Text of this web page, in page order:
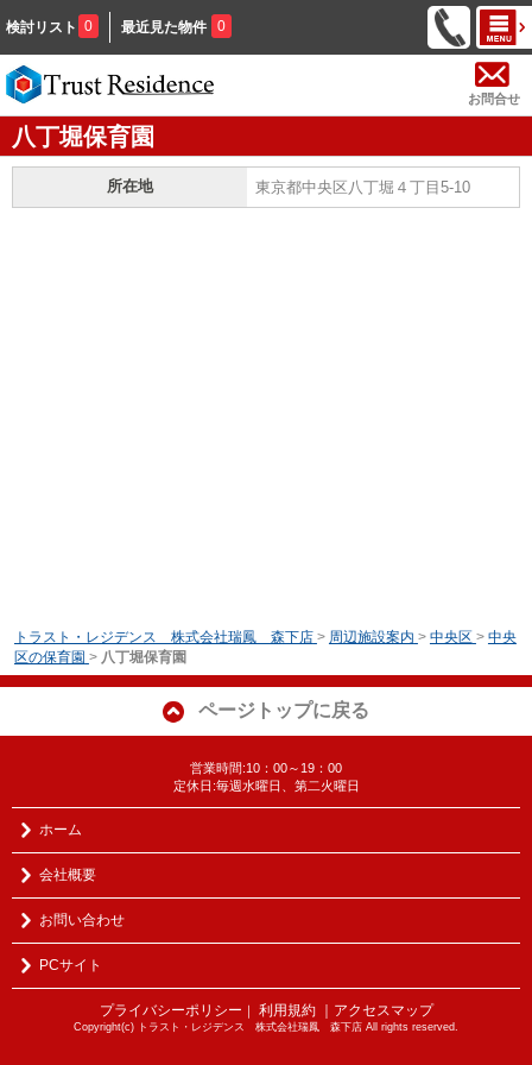
検討リスト 0 最近見た物件 0
お問合せ
八丁堀保育園
所在地 東京都中央区八丁堀４丁目5-10
トラスト・レジデンス 株式会社瑞鳳 森下店 > 周辺施設案内 > 中央区 > 中央
区の保育園 > 八丁堀保育園
ページトップに戻る
営業時間:10：00～19：00
定休日:毎週水曜日、第二火曜日
ホーム
会社概要
お問い合わせ
PCサイト
プライバシーポリシー ｜ 利用規約 ｜アクセスマップ
Copyright(c) トラスト・レジデンス 株式会社瑞鳳 森下店 All rights reserved.